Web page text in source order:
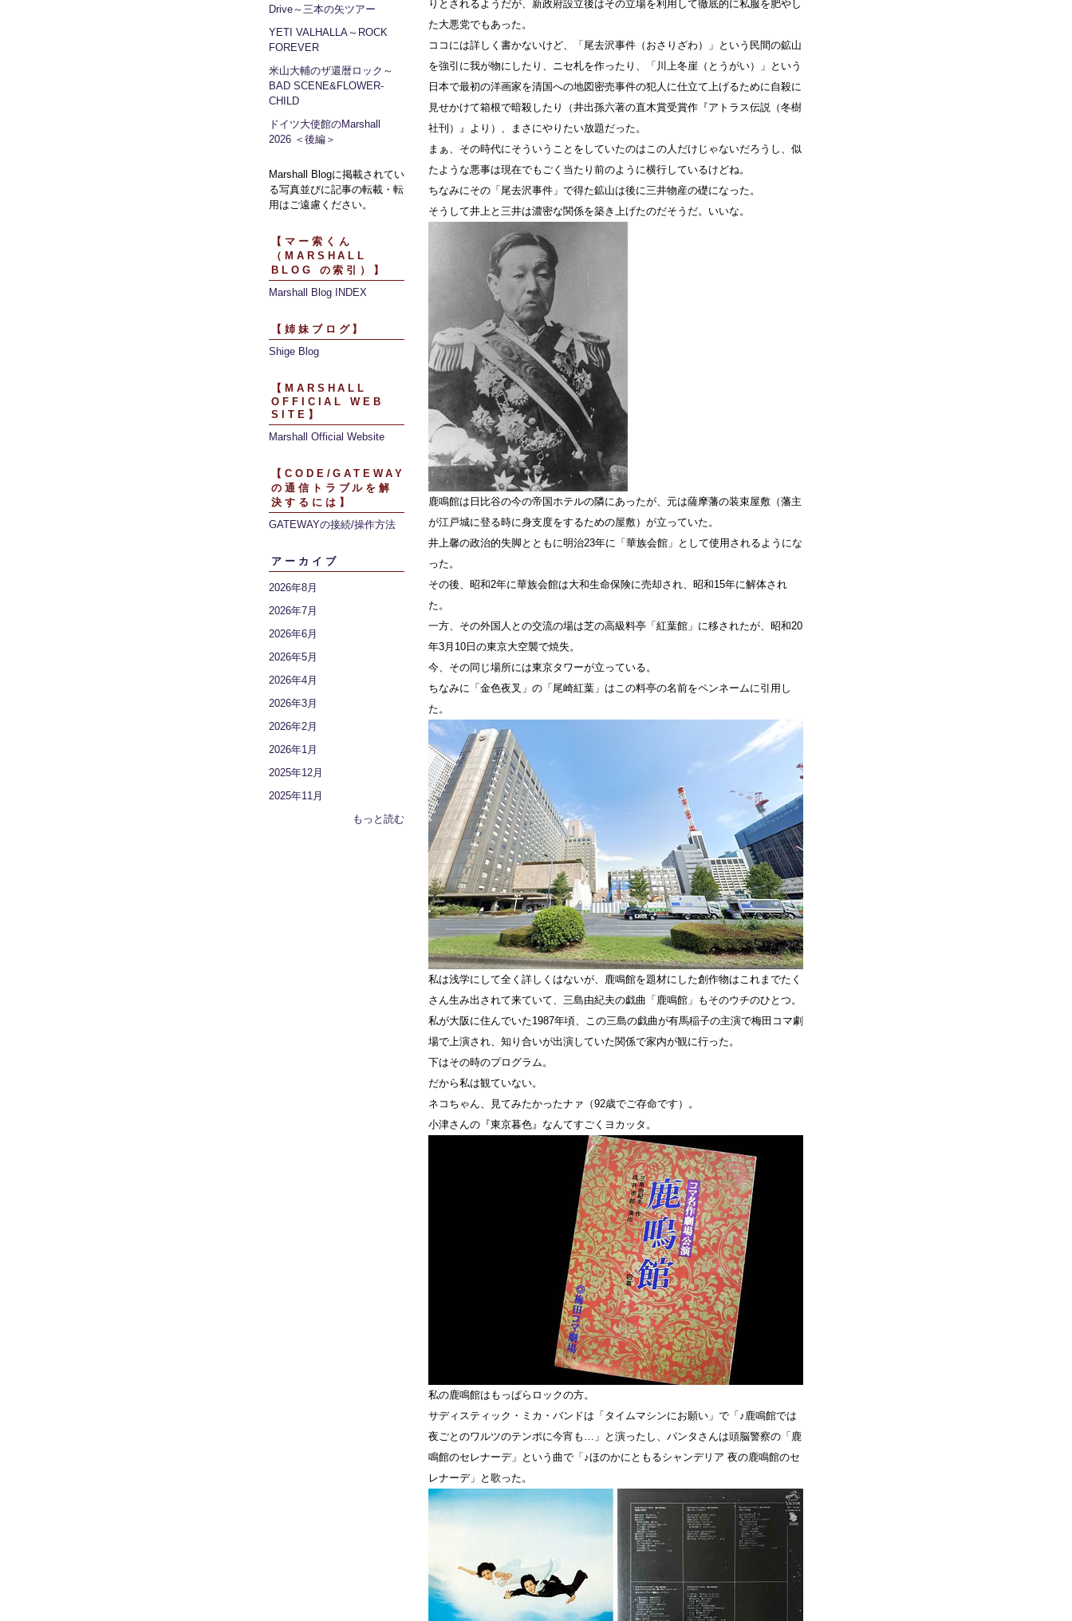
Drive～三本の矢ツアー
YETI VALHALLA～ROCK
FOREVER
米山大輔のザ還暦ロック～
BAD SCENE&FLOWER-
CHILD
ドイツ大使館のMarshall
2026 ＜後編＞
Marshall Blogに掲載されてい
る写真並びに記事の転載・転
用はご遠慮ください。
【マー索くん
（MARSHALL
BLOG の索引）】
Marshall Blog INDEX
【姉妹ブログ】
Shige Blog
【MARSHALL
OFFICIAL WEB
SITE】
Marshall Official Website
【CODE/GATEWAY
の通信トラブルを解
決するには】
GATEWAYの接続/操作方法
アーカイブ
2026年8月
2026年7月
2026年6月
2026年5月
2026年4月
2026年3月
2026年2月
2026年1月
2025年12月
2025年11月
もっと読む
りとされるようだが、新政府設立後はその立場を利用して徹底的に私服を肥やし
た大悪党でもあった。
ココには詳しく書かないけど、「尾去沢事件（おさりざわ）」という民間の鉱山
を強引に我が物にしたり、ニセ札を作ったり、「川上冬崖（とうがい）」という
日本で最初の洋画家を清国への地図密売事件の犯人に仕立て上げるために自殺に
見せかけて箱根で暗殺したり（井出孫六著の直木賞受賞作『アトラス伝説（冬樹
社刊）』より）、まさにやりたい放題だった。
まぁ、その時代にそういうことをしていたのはこの人だけじゃないだろうし、似
たような悪事は現在でもごく当たり前のように横行しているけどね。
ちなみにその「尾去沢事件」で得た鉱山は後に三井物産の礎になった。
そうして井上と三井は濃密な関係を築き上げたのだそうだ。いいな。
鹿鳴館は日比谷の今の帝国ホテルの隣にあったが、元は薩摩藩の装束屋敷（藩主
が江戸城に登る時に身支度をするための屋敷）が立っていた。
井上馨の政治的失脚とともに明治23年に「華族会館」として使用されるようにな
った。
その後、昭和2年に華族会館は大和生命保険に売却され、昭和15年に解体され
た。
一方、その外国人との交流の場は芝の高級料亭「紅葉館」に移されたが、昭和20
年3月10日の東京大空襲で焼失。
今、その同じ場所には東京タワーが立っている。
ちなみに「金色夜叉」の「尾崎紅葉」はこの料亭の名前をペンネームに引用し
た。
私は浅学にして全く詳しくはないが、鹿鳴館を題材にした創作物はこれまでたく
さん生み出されて来ていて、三島由紀夫の戯曲「鹿鳴館」もそのウチのひとつ。
私が大阪に住んでいた1987年頃、この三島の戯曲が有馬稲子の主演で梅田コマ劇
場で上演され、知り合いが出演していた関係で家内が観に行った。
下はその時のプログラム。
だから私は観ていない。
ネコちゃん、見てみたかったナァ（92歳でご存命です）。
小津さんの『東京暮色』なんてすごくヨカッタ。
私の鹿鳴館はもっぱらロックの方。
サディスティック・ミカ・バンドは「タイムマシンにお願い」で「♪鹿鳴館では
夜ごとのワルツのテンポに今宵も…」と演ったし、パンタさんは頭脳警察の「鹿
鳴館のセレナーデ」という曲で「♪ほのかにともるシャンデリア 夜の鹿鳴館のセ
レナーデ」と歌った。